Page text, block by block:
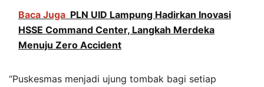
Baca Juga PLN UID Lampung Hadirkan Inovasi
HSSE Command Center, Langkah Merdeka
Menuju Zero Accident
“Puskesmas menjadi ujung tombak bagi setiap